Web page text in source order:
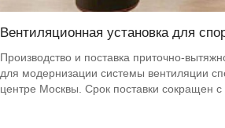
Вентиляционная установка для
Производство и поставка приточно-
для модернизации системы вентиляции
центре Москвы. Срок поставки сокращен с